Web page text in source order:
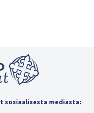
sosiaalisesta mediasta: